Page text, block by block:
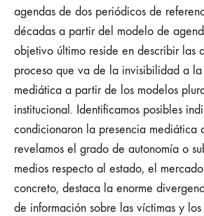
agendas de dos periódicos de
décadas a partir del modelo de
objetivo último reside en describir las
proceso que va de la invisibilidad a la
mediática a partir de los modelos
institucional. Identificamos posibles
condicionaron la presencia mediática
revelamos el grado de autonomía o
medios respecto al estado, el
concreto, destaca la enorme
de información sobre las víctimas y